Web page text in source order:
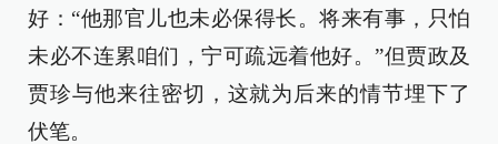
好：“他那官儿也未必保得长。将来有事，只怕
未必不连累咱们，宁可疏远着他好。”但贾政及
贾珍与他来往密切，这就为后来的情节埋下了
伏笔。